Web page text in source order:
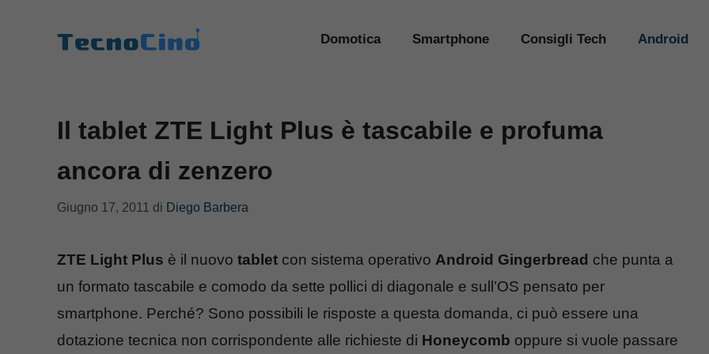
Domotica Smartphone Consigli Tech Android
Il tablet ZTE Light Plus è tascabile e profuma
ancora di zenzero
Giugno 17, 2011 di Diego Barbera
ZTE Light Plus è il nuovo tablet con sistema operativo Android Gingerbread che punta a
un formato tascabile e comodo da sette pollici di diagonale e sull’OS pensato per
smartphone. Perché? Sono possibili le risposte a questa domanda, ci può essere una
dotazione tecnica non corrispondente alle richieste di Honeycomb oppure si vuole passare